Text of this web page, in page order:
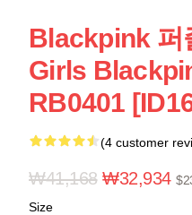
Blackpink 퍼
Girls
RB0401
(4 customer
₩41,168 ₩32,934
Size